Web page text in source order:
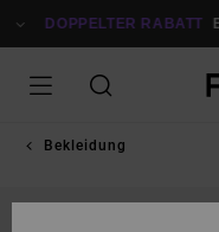
ZUR
DOPPELTER RABATT
Bekleidung